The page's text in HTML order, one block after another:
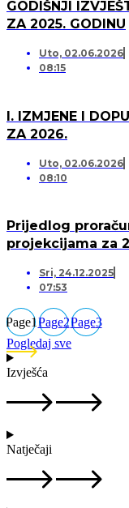
GODIŠNJI
ZA 2025. GODINU
Uto, 02.06.2026
08:15
I. IZMJENE I
ZA 2026.
Uto, 02.06.2026
08:10
Prijedlog
projekcijama za
Sri, 24.12.2025
07:53
Page1Page2Page3
Pogledaj sve
Izvješća
Natječaji